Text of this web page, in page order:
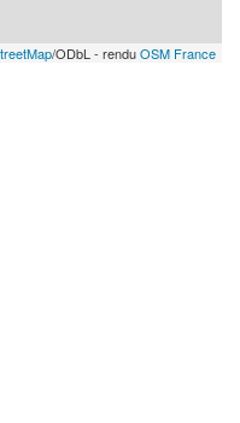
/ODbL - renduOSM France